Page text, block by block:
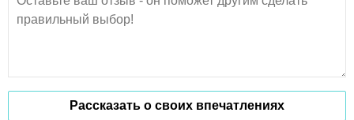
Рассказать о своих впечатлениях